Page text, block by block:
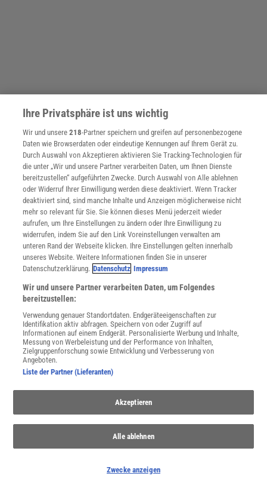
THEMENKANÄLE
Ihre Privatsphäre ist uns wichtig
Wir und unsere218-Partner speichern und greifen auf personenbezogene
Daten wie Browserdaten oder eindeutige Kennungen auf Ihrem Gerät zu.
Durch Auswahl von Akzeptieren aktivieren Sie Tracking-Technologien für
die unter „Wir und unsere Partner verarbeiten Daten, um Ihnen Dienste
bereitzustellen“ aufgeführten Zwecke. Durch Auswahl von Alle ablehnen
oder Widerruf Ihrer Einwilligung werden diese deaktiviert. Wenn Tracker
deaktiviert sind, sind manche Inhalte und Anzeigen möglicherweise nicht
mehr so relevant für Sie. Sie können dieses Menü jederzeit wieder
aufrufen, um Ihre Einstellungen zu ändern oder Ihre Einwilligung zu
widerrufen, indem Sie auf den Link Voreinstellungen verwalten am
unteren Rand der Webseite klicken. Ihre Einstellungen gelten innerhalb
unseres Website. Weitere Informationen finden Sie in unserer
Datenschutzerklärung. Datenschutz Impressum
Wir und unsere Partner verarbeiten Daten, um Folgendes
bereitzustellen:
Verwendung genauer Standortdaten. Endgeräteeigenschaften zur
Identifikation aktiv abfragen. Speichern von oder Zugriff auf
Informationen auf einem Endgerät. Personalisierte Werbung und Inhalte,
Messung von Werbeleistung und der Performance von Inhalten,
Zielgruppenforschung sowie Entwicklung und Verbesserung von
Angeboten.
Liste der Partner (Lieferanten)
Akzeptieren
Alle ablehnen
Zwecke anzeigen